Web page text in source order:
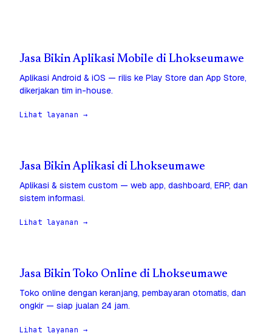
Jasa Bikin Aplikasi Mobile di Lhokseumawe
Aplikasi Android & iOS — rilis ke Play Store dan App Store,
dikerjakan tim in-house.
Lihat layanan →
Jasa Bikin Aplikasi di Lhokseumawe
Aplikasi & sistem custom — web app, dashboard, ERP, dan
sistem informasi.
Lihat layanan →
Jasa Bikin Toko Online di Lhokseumawe
Toko online dengan keranjang, pembayaran otomatis, dan
ongkir — siap jualan 24 jam.
Lihat layanan →